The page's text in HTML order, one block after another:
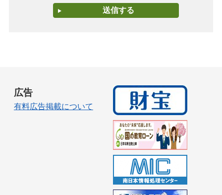
広告
有料広告掲載について